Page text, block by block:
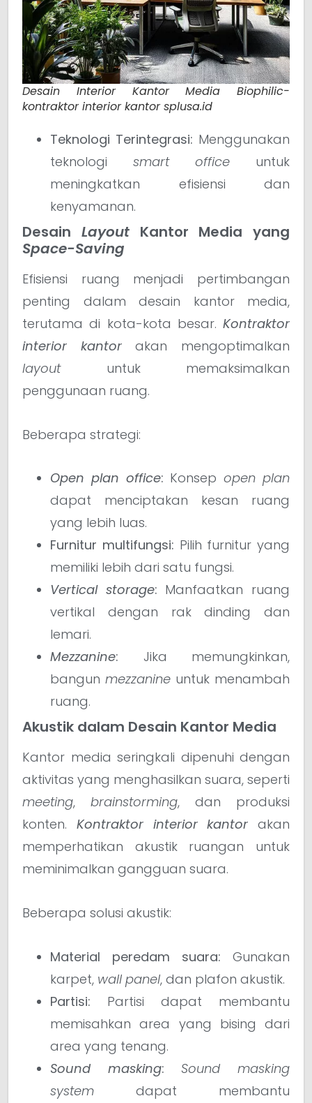
Desain Interior Kantor Media Biophilic-
kontraktor interior kantor splusa.id
Teknologi Terintegrasi: Menggunakan
teknologi smart office untuk
meningkatkan efisiensi dan
kenyamanan.
Desain LayoutKantor Media yang
Space-Saving
Efisiensi ruang menjadi pertimbangan
penting dalam desain kantor media,
terutama di kota-kota besar. Kontraktor
interior kantorakan mengoptimalkan
layoutuntuk memaksimalkan
penggunaan ruang.
Beberapa strategi:
Open plan office: Konsepopen plan
dapat menciptakan kesan ruang
yang lebih luas.
Furnitur multifungsi: Pilih furnitur yang
memiliki lebih dari satu fungsi.
Vertical storage: Manfaatkan ruang
vertikal dengan rak dinding dan
lemari.
Mezzanine: Jika memungkinkan,
bangun mezzanine untuk menambah
ruang.
Akustik dalam Desain Kantor Media
Kantor media seringkali dipenuhi dengan
aktivitas yang menghasilkan suara, seperti
meeting, brainstorming, dan produksi
konten. Kontraktor interior kantor akan
memperhatikan akustik ruangan untuk
meminimalkan gangguan suara.
Beberapa solusi akustik:
Material peredam suara: Gunakan
karpet, wall panel, dan plafon akustik.
Partisi: Partisi dapat membantu
memisahkan area yang bising dari
area yang tenang.
Sound masking:
Sound masking
system dapat membantu